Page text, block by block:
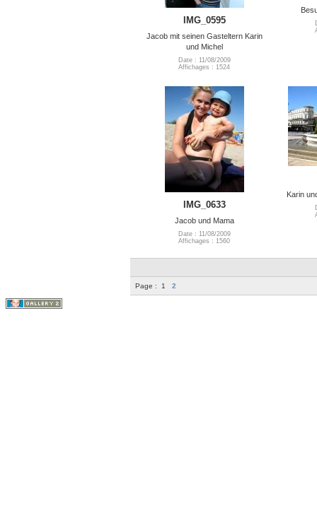
IMG_0595
Jacob mit seinen Gasteltern Karin
und Michel
Date : 11/08/2009
Affichages : 1524
IMG_0633
Jacob und Mama
Date : 11/08/2009
Affichages : 1560
Karin
Page : 1 2